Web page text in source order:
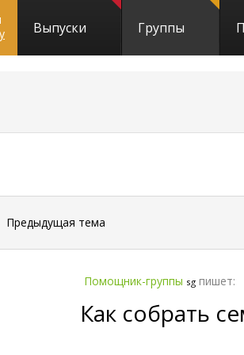
Выпуски Группы
Предыдущая тема
Помощник-группы sg пишет:
Как собрать